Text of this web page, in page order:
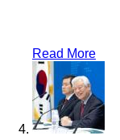
Read More